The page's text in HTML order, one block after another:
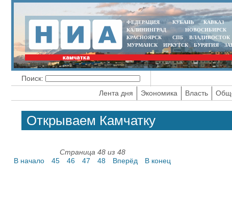
ФЕДЕРАЦИЯ КУБАНЬ КАВКАЗ
КАЛИНИНГРАД
НОВОСИБИРСК
КРАСНОЯРСК
СПБ ВЛАДИВОСТОК
МУРМАНСК
ИРКУТСК БУРЯТИЯ
Поиск:
Лента дня
Экономика Власть
Открываем Камчатку
Страница 48 из 48
В начало
45 46 47 48 Вперёд В конец